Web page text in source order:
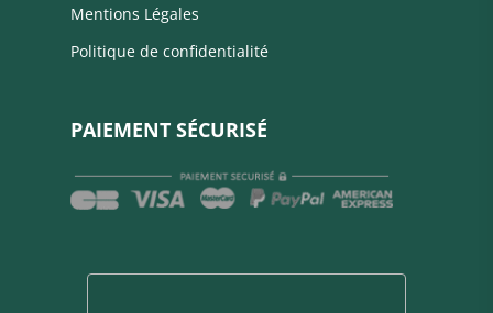
Mentions Légales
Politique de confidentialité
PAIEMENT SÉCURISÉ